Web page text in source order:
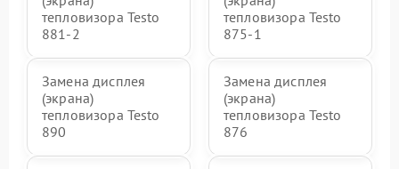
тепловизора Testo
881-2
тепловизора Testo
875-1
Замена дисплея
(экрана)
тепловизора Testo
890
Замена дисплея
(экрана)
тепловизора Testo
876